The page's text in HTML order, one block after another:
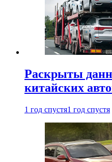
Раскрыты
китайских
1 год спустя1 год спустя